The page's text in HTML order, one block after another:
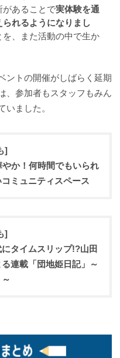
があることで実体験を通
れるようになりまし
、また活動の中で生か
ントの開催がしばらく延期
、参加者もスタッフもみん
いました。
]
か！何時間でもいられ
ミュニティスペース
]
タイムスリップ!?山田
連載「団地姫日記」～